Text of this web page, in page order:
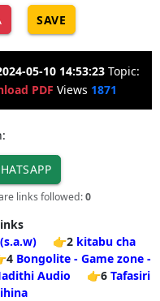
SAVE
05-10 14:53:23 Topic:
PDF Views 1871
links followed:0
👉2 kitabu cha
Bongolite - Game zone -
Audio 👉6 Tafasiri